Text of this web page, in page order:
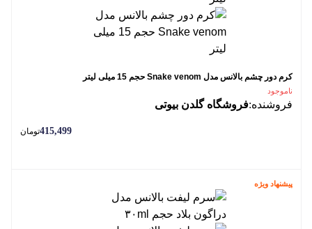
کرم دور چشم بالانس مدل Snake venom حجم 15 میلی لیتر
ناموجود
فروشنده:فروشگاه گلدن بیوتی
415,499تومان
پیشنهاد ویژه